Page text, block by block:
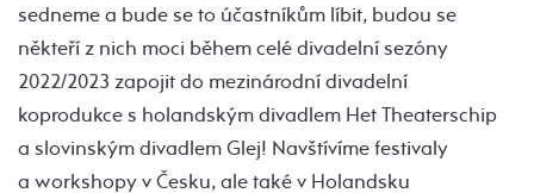
sedneme a bude se to účastníkům líbit, budou se
někteří z nich moci během celé divadelní sezóny
2022/2023 zapojit do mezinárodní divadelní
koprodukce s holandským divadlem Het Theaterschip
a slovinským divadlem Glej! Navštívíme festivaly
a workshopy v Česku, ale také v Holandsku